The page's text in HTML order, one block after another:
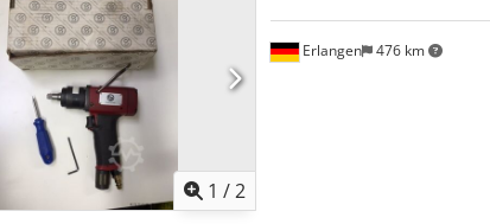
1 /2
Erlangen 476 km